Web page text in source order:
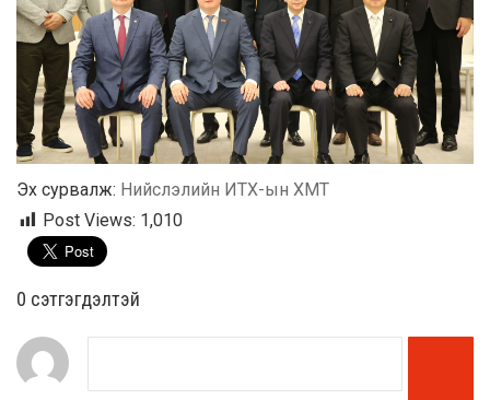
Эх сурвалж: Нийслэлийн ИТХ-ын ХМТ
Post Views: 1,010
0 cэтгэгдэлтэй